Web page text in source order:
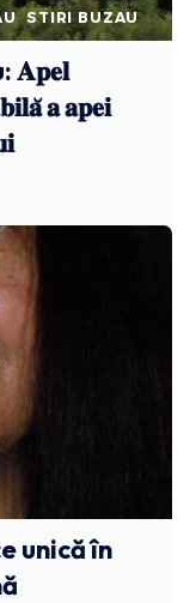
STIRI BUZAU
𝐀𝐩𝐞𝐥
𝐚 𝐚𝐩𝐞𝐢
unică în